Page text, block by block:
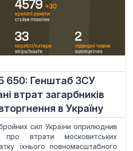
650: Генштаб ЗСУ
втрат загарбників
в Україну
сил України оприлюднив
про втрати московитських
їхнього повномасштабного